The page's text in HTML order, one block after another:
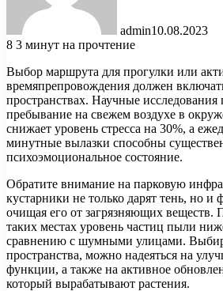
admin10.08.2023
8 3 минут на прочтение
Выбор маршрута для прогулки или
времяпрепровождения должен
пространствах. Научные исследования
пребывание на свежем воздухе в
снижает уровень стресса на 30%, а
минутные вылазки способны
психоэмоциональное состояние.
Обратите внимание на парковую
кустарники не только дарят тень, но и
очищая его от загрязняющих веществ.
таких местах уровень частиц пыли
сравнению с шумными улицами.
пространства, можно надеяться на
функции, а также на активное
который вырабатывают растения.